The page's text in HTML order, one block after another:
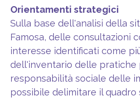
Orientamenti strategici
Sulla base dell'analisi della
Famosa, delle consultazioni
interesse identificati come
dell'inventario delle pratiche
responsabilità sociale delle
possibile delimitare il